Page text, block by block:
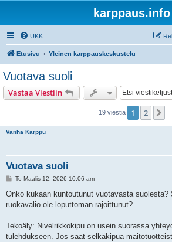
karppaus.info
UKK
Etusivu Yleinen karppauskeskustelu
Vuotava suoli
Vastaa Viestiin
19 viestiä 1 2
Vanha Karppu
Vuotava suoli
V
e
t
To Maalis 12, 2026 10:06 am
Onko kukaan kuntoutunut vuotavasta suolesta?
ruokavalio ole loputtoman rajoittunut?
Tekoäly: Nivelrikkokipu on usein suorassa
tulehdukseen. Jos saat selkäkipua